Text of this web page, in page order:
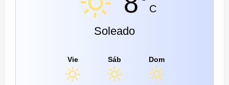
C
Soleado
Vie Sáb Dom